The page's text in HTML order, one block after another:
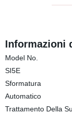
Informazioni
Model No.
SI5E
Sformatura
Automatico
Trattamento Della